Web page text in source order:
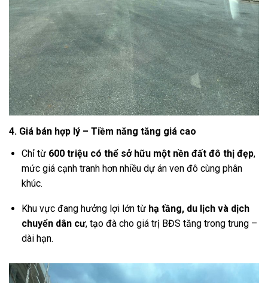
4. Giá bán hợp lý – Tiềm năng tăng giá cao
Chỉ từ 600 triệu có thể sở hữu một nền đất đô thị đẹp,
mức giá cạnh tranh hơn nhiều dự án ven đô cùng phân
khúc.
Khu vực đang hưởng lợi lớn từ hạ tầng, du lịch và dịch
chuyển dân cư, tạo đà cho giá trị BĐS tăng trong trung –
dài hạn.